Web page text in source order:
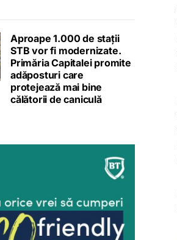
Aproape 1.000 de stații
STB vor fi modernizate.
Primăria Capitalei promite
adăposturi care
protejează mai bine
călătorii de caniculă